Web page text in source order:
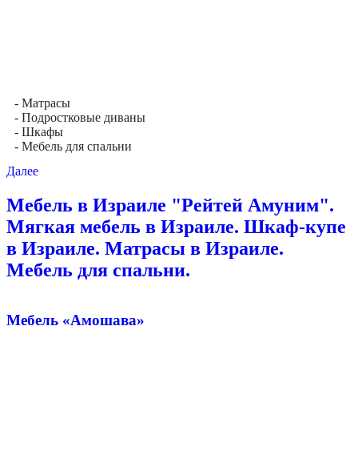
- Матрасы
- Подростковые диваны
- Шкафы
- Мебель для спальни
Далее
Мебель в Израиле "Рейтей Амуним".
Мягкая мебель в Израиле. Шкаф-купе
в Израиле. Матрасы в Израиле.
Мебель для спальни.
Мебель «Амошава»